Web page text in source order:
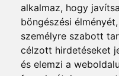
alkalmaz, hogy
böngészési
személyre szabott
célzott hirdetéseket
és elemzi a
Elfogadott fizetési módok